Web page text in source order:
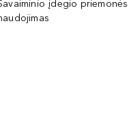
įdegio priemonės